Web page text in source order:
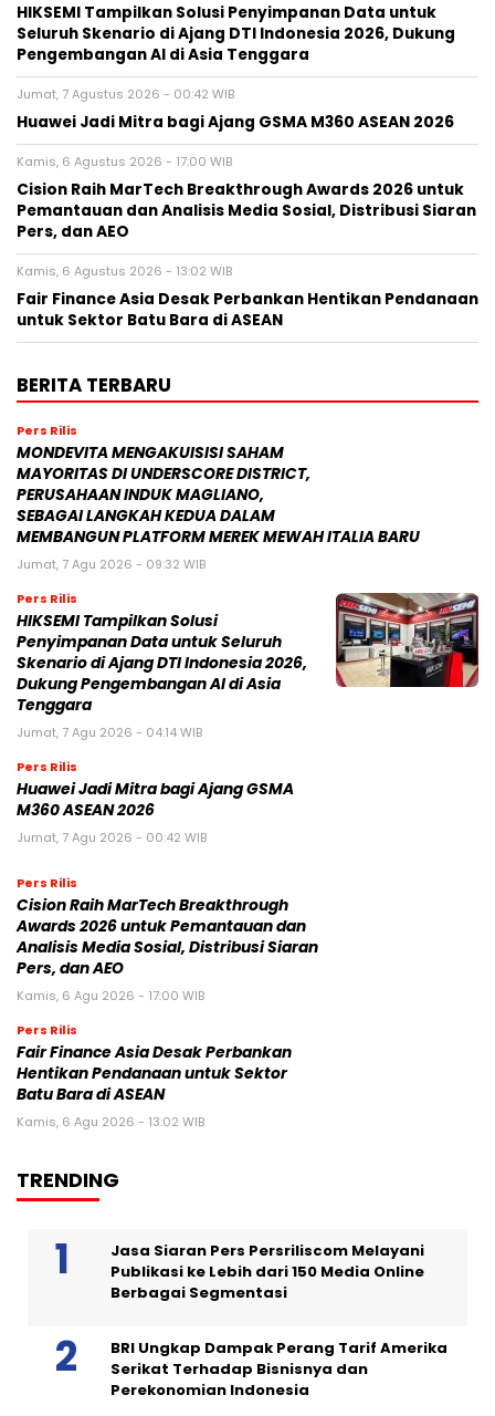
HIKSEMI Tampilkan Solusi Penyimpanan Data untuk
Seluruh Skenario di Ajang DTI Indonesia 2026, Dukung
Pengembangan AI di Asia Tenggara
Jumat, 7 Agustus 2026 - 00:42 WIB
Huawei Jadi Mitra bagi Ajang GSMA M360 ASEAN 2026
Kamis, 6 Agustus 2026 - 17:00 WIB
Cision Raih MarTech Breakthrough Awards 2026 untuk
Pemantauan dan Analisis Media Sosial, Distribusi Siaran
Pers, dan AEO
Kamis, 6 Agustus 2026 - 13:02 WIB
Fair Finance Asia Desak Perbankan Hentikan Pendanaan
untuk Sektor Batu Bara di ASEAN
BERITA TERBARU
Pers Rilis
MONDEVITA MENGAKUISISI SAHAM
MAYORITAS DI UNDERSCORE DISTRICT,
PERUSAHAAN INDUK MAGLIANO,
SEBAGAI LANGKAH KEDUA DALAM
MEMBANGUN PLATFORM MEREK MEWAH ITALIA BARU
Jumat, 7 Agu 2026 - 09:32 WIB
Pers Rilis
HIKSEMI Tampilkan Solusi
Penyimpanan Data untuk Seluruh
Skenario di Ajang DTI Indonesia 2026,
Dukung Pengembangan AI di Asia
Tenggara
Jumat, 7 Agu 2026 - 04:14 WIB
Pers Rilis
Huawei Jadi Mitra bagi Ajang GSMA
M360 ASEAN 2026
Jumat, 7 Agu 2026 - 00:42 WIB
Pers Rilis
Cision Raih MarTech Breakthrough
Awards 2026 untuk Pemantauan dan
Analisis Media Sosial, Distribusi Siaran
Pers, dan AEO
Kamis, 6 Agu 2026 - 17:00 WIB
Pers Rilis
Fair Finance Asia Desak Perbankan
Hentikan Pendanaan untuk Sektor
Batu Bara di ASEAN
Kamis, 6 Agu 2026 - 13:02 WIB
TRENDING
Jasa Siaran Pers Persriliscom Melayani
Publikasi ke Lebih dari 150 Media Online
Berbagai Segmentasi
BRI Ungkap Dampak Perang Tarif Amerika
Serikat Terhadap Bisnisnya dan
Perekonomian Indonesia